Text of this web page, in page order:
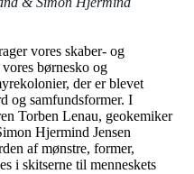
vores skaber- og
børnesko og
der er blevet
og samfundsformer. I
Torben Lenau, geokemiker
Hjermind Jensen
af mønstre, former,
i skitserne til menneskets